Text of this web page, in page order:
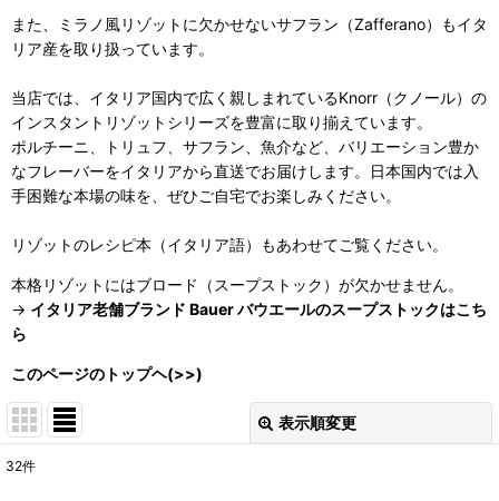
また、ミラノ風リゾットに欠かせないサフラン（Zafferano）もイタ
リア産を取り扱っています。
当店では、イタリア国内で広く親しまれているKnorr（クノール）の
インスタントリゾットシリーズを豊富に取り揃えています。
ポルチーニ、トリュフ、サフラン、魚介など、バリエーション豊か
なフレーバーをイタリアから直送でお届けします。日本国内では入
手困難な本場の味を、ぜひご自宅でお楽しみください。
リゾットのレシピ本（イタリア語）もあわせてご覧ください。
本格リゾットにはブロード（スープストック）が欠かせません。
→ イタリア老舗ブランド Bauer バウエールのスープストックはこち
ら
このページのトップヘ(>>)
表示順変更
32件